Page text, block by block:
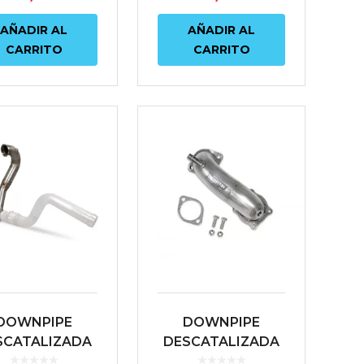
AÑADIR AL
CARRITO
AÑADIR AL
CARRITO
DOWNPIPE
DESCATALIZADA